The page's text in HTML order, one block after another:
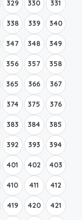
329 330 331
338 339 340
347 348 349
356 357 358
365 366 367
374 375 376
383 384 385
392 393 394
401 402 403
410 411 412
419 420 421